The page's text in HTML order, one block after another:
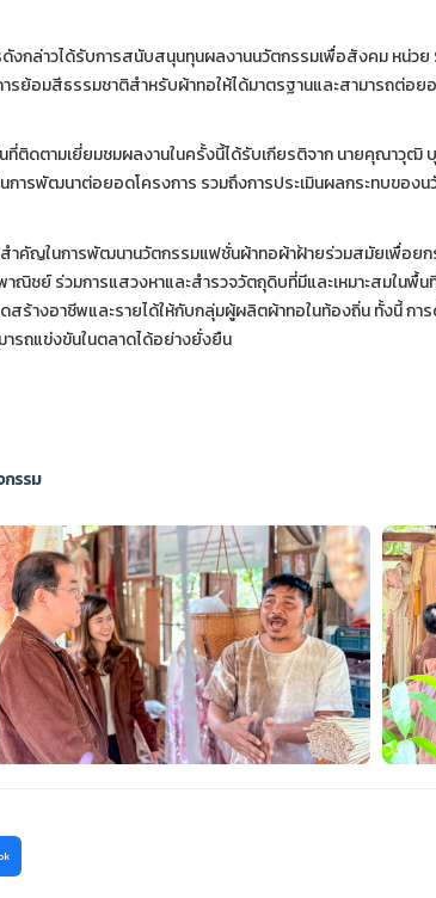
ดังกล่าวได้รับการสนับสนุนทุนผลงานนวัตกรรมเพื่อสังคม หน่ว
ารย้อมสีธรรมชาติสำหรับผ้าทอให้ได้มาตรฐานและสามารถต่อ
ที่ติดตามเยี่ยมชมผลงานในครั้งนี้ได้รับเกียรติจาก นายคุณาวุ
นการพัฒนาต่อยอดโครงการ รวมถึงการประเมินผลกระทบข
สำคัญในการพัฒนานวัตกรรมแฟชั่นผ้าทอผ้าฝ้ายร่วมสมัยเพื่อย
าณิชย์ ร่วมการแสวงหาและสำรวจวัตถุดิบที่มีและเหมาะสมใ
สร้างอาชีพและรายได้ให้กับกลุ่มผู้ผลิตผ้าทอในท้องถิ่น ทั้งนี้ ก
ารถแข่งขันในตลาดได้อย่างยั่งยืน
รรม